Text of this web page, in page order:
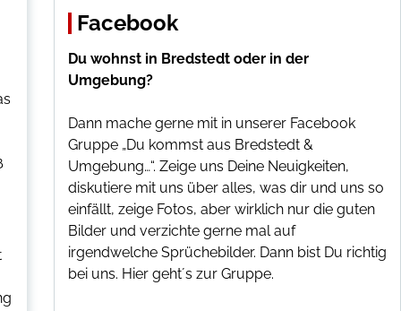
Facebook
Du wohnst in Bredstedt oder in der
Umgebung?
Dann mache gerne mit in unserer Facebook
Gruppe „Du kommst aus Bredstedt &
Umgebung…“. Zeige uns Deine Neuigkeiten,
diskutiere mit uns über alles, was dir und uns so
einfällt, zeige Fotos, aber wirklich nur die guten
Bilder und verzichte gerne mal auf
irgendwelche Sprüchebilder. Dann bist Du richtig
bei uns. Hier geht´s zur Gruppe.